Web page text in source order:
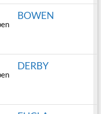
BOWEN
DERBY